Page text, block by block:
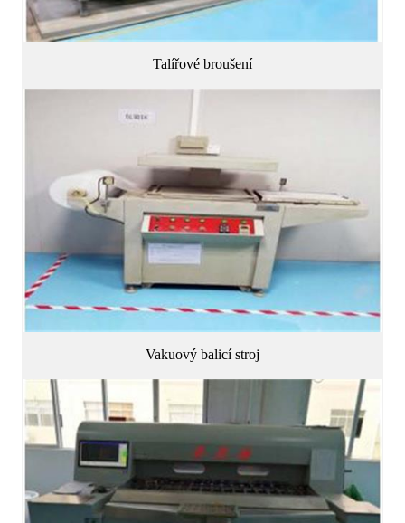
Talířové broušení
Vakuový balicí stroj